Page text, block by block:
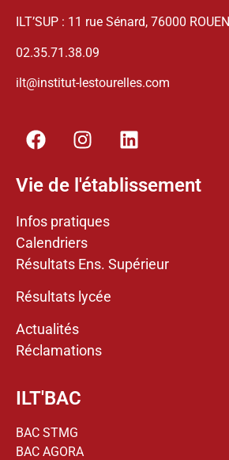
ILT’SUP : 11 rue Sénard, 76000 ROUEN
02.35.71.38.09
ilt@institut-lestourelles.com
Vie de l'établissement
Infos pratiques
Calendriers
Résultats Ens. Supérieur
Résultats lycée
Actualités
Réclamations
ILT'BAC
BAC STMG
BAC AGORA